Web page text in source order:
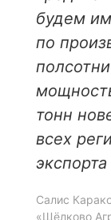
будем
по
тонн
всех
Салис
«Щёлково